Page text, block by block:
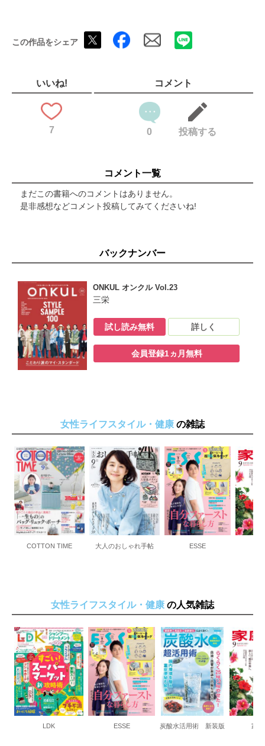
私たちが映画館に行く理由
PRESENT
この作品をシェア
いいね!
7
コメント
0 投稿する
コメント一覧
まだこの書籍へのコメントはありません。
是非感想などコメント投稿してみてくださいね!
バックナンバー
ONKUL オンクル Vol.23
三栄
試し読み無料 詳しく
会員登録1ヵ月無料
女性ライフスタイル・健康 の雑誌
COTTON TIME 大人のおしゃれ手帖 ESSE
女性ライフスタイル・健康 の人気雑誌
LDK ESSE 炭酸水活用術 新装版 家